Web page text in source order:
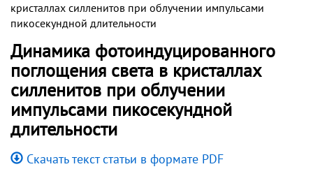
кристаллах силленитов при облучении импульсами
пикосекундной длительности
Динамика фотоиндуцированного
поглощения света в кристаллах
силленитов при облучении
импульсами пикосекундной
длительности
Скачать текст статьи в формате PDF